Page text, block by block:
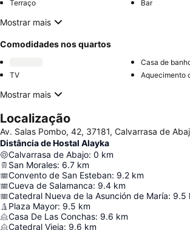
Terraço
Bar
Mostrar mais
Comodidades nos quartos
Casa de
TV
Aquecimento
Mostrar mais
Localização
Av. Salas Pombo, 42, 37181, Calvarrasa de
Distância de Hostal Alayka
Calvarrasa de Abajo: 0 km
San Morales: 6.7 km
Convento de San Esteban: 9.2 km
Cueva de Salamanca: 9.4 km
Catedral Nueva de la Asunción de María: 9.5
Plaza Mayor: 9.5 km
Casa De Las Conchas: 9.6 km
Catedral Vieja: 9.6 km